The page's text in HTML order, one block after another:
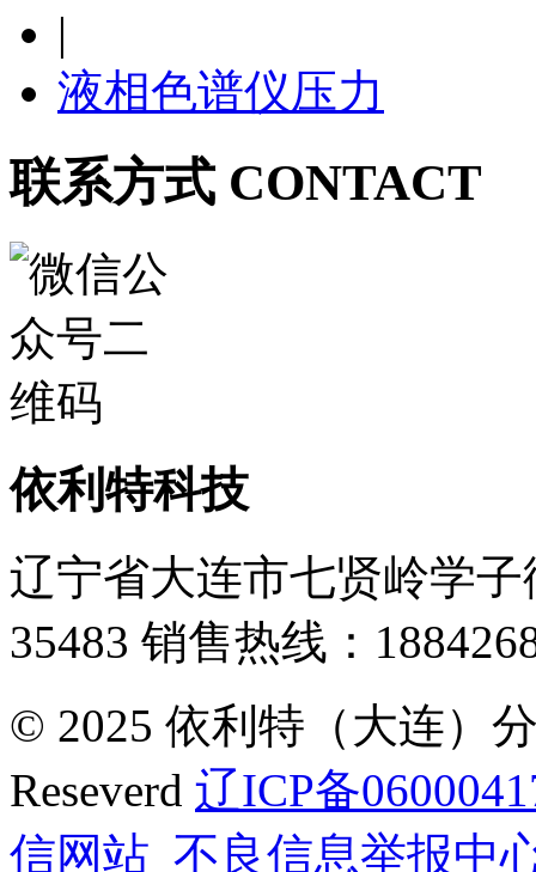
|
液相色谱仪压力
联系方式 CONTACT
依利特科技
辽宁省大连市七贤岭学子
35483 销售热线：
© 2025 依利特（大连）
Reseverd 辽ICP备
信网站 不良信息举报中